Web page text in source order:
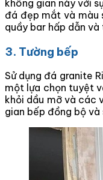
không gian này với
đá đẹp mắt và màu
quầy bar hấp dẫn và
3. Tường bếp
Sử dụng đá granite
một lựa chọn tuyệt
khỏi dầu mỡ và các
gian bếp đồng bộ và